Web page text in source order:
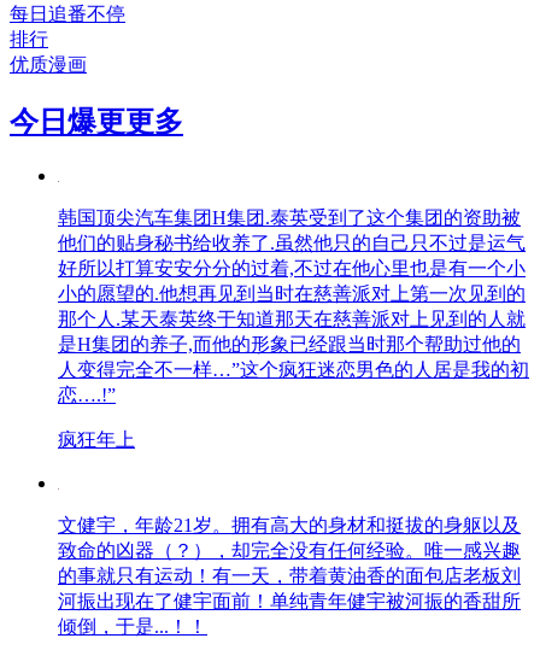
每日追番不停
排行
优质漫画
今日爆更更多
韩国顶尖汽车集团H集团.泰英受到了这个集团的资助被
他们的贴身秘书给收养了.虽然他只的自己只不过是运气
好所以打算安安分分的过着,不过在他心里也是有一个小
小的愿望的.他想再见到当时在慈善派对上第一次见到的
那个人.某天泰英终于知道那天在慈善派对上见到的人就
是H集团的养子,而他的形象已经跟当时那个帮助过他的
人变得完全不一样…”这个疯狂迷恋男色的人居是我的初
恋….!”
疯狂年上
文健宇，年龄21岁。拥有高大的身材和挺拔的身躯以及
致命的凶器（？），却完全没有任何经验。唯一感兴趣
的事就只有运动！有一天，带着黄油香的面包店老板刘
河振出现在了健宇面前！单纯青年健宇被河振的香甜所
倾倒，于是...！！